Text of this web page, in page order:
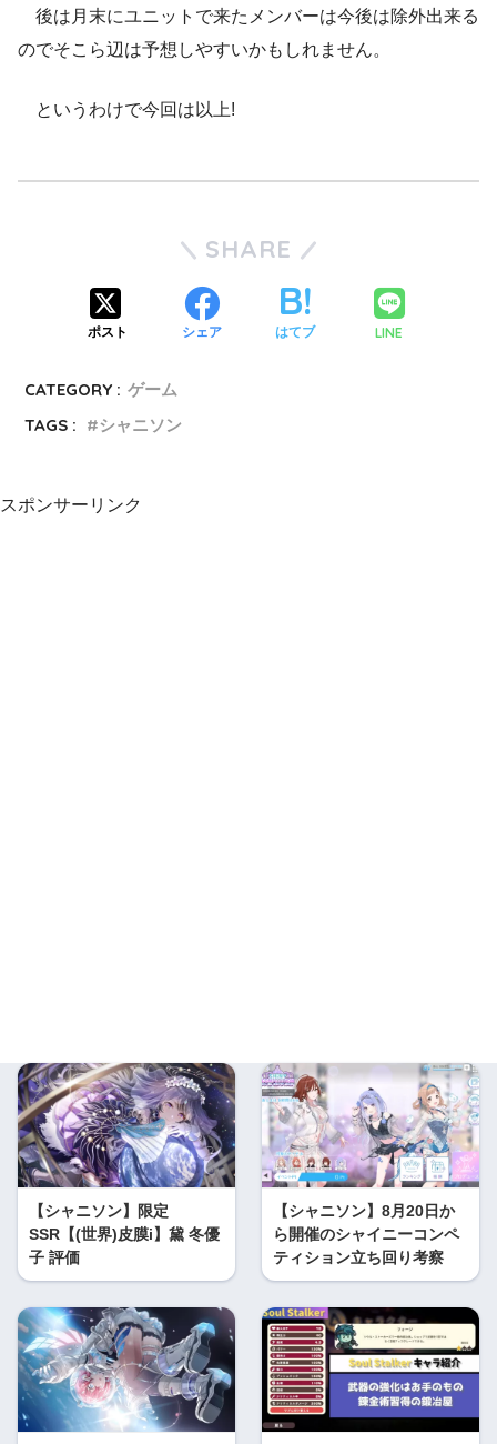
後は月末にユニットで来たメンバーは今後は除外出来る
のでそこら辺は予想しやすいかもしれません。
というわけで今回は以上!
SHARE
ポスト シェア はてブ LINE
CATEGORY : ゲーム
TAGS :
シャニソン
スポンサーリンク
【シャニソン】限定
SSR【(世界)皮膜i】黛 冬優
子 評価
【シャニソン】8月20日か
ら開催のシャイニーコンペ
ティション立ち回り考察